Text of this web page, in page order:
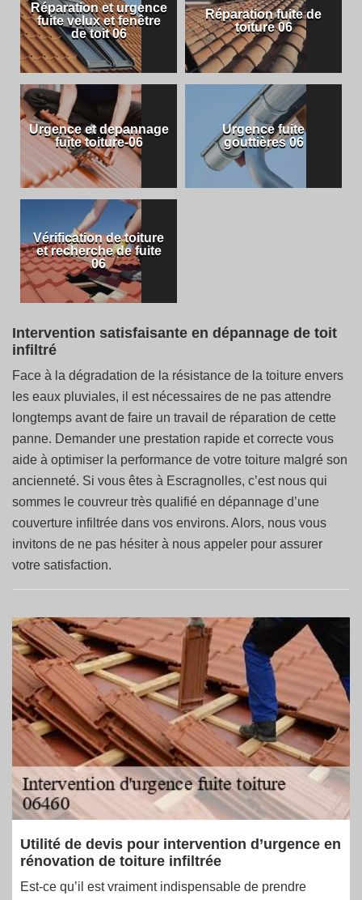
Réparation et urgence
fuite velux et fenêtre
de toit 06
Réparation fuite de
toiture 06
Urgence et depannage
fuite toiture-06
Urgence fuite
gouttières 06
Vérification de toiture
et recherche de fuite
06
Intervention satisfaisante en dépannage de toit
infiltré
Face à la dégradation de la résistance de la toiture envers
les eaux pluviales, il est nécessaires de ne pas attendre
longtemps avant de faire un travail de réparation de cette
panne. Demander une prestation rapide et correcte vous
aide à optimiser la performance de votre toiture malgré son
ancienneté. Si vous êtes à Escragnolles, c’est nous qui
sommes le couvreur très qualifié en dépannage d’une
couverture infiltrée dans vos environs. Alors, nous vous
invitons de ne pas hésiter à nous appeler pour assurer
votre satisfaction.
Utilité de devis pour intervention d’urgence en
rénovation de toiture infiltrée
Est-ce qu’il est vraiment indispensable de prendre